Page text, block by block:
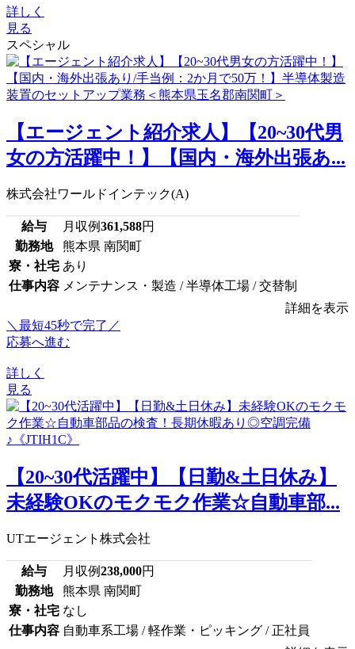
詳しく
見る
スペシャル
【エージェント紹介求人】【20~30代男
女の方活躍中！】【国内・海外出張あ...
株式会社ワールドインテック(A)
給与 月収例361,588円
勤務地
熊本県 南関町
寮・社宅 あり
仕事内容 メンテナンス・製造 / 半導体工場 / 交替制
詳細を表示
＼最短45秒で完了／
応募へ進む
詳しく
見る
【20~30代活躍中】【日勤&土日休み】
未経験OKのモクモク作業☆自動車部...
UTエージェント株式会社
給与 月収例238,000円
勤務地
熊本県 南関町
寮・社宅 なし
仕事内容 自動車系工場 / 軽作業・ピッキング / 正社員